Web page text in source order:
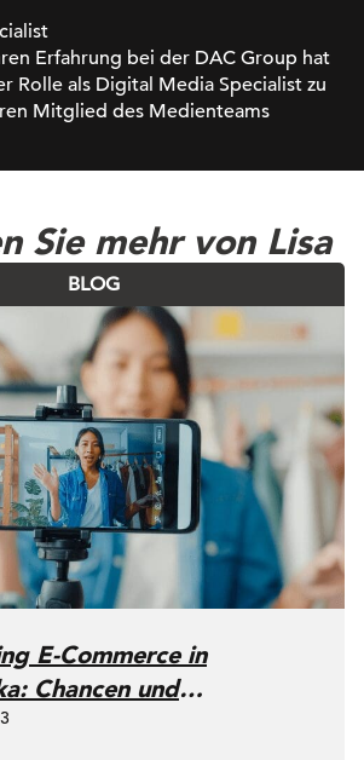
Erfahrung bei der DAC Group hat
Rolle als Digital Media Specialist zu
Mitglied des Medienteams
Sie mehr von Lisa
BLOG
E-Commerce in
Chancen und